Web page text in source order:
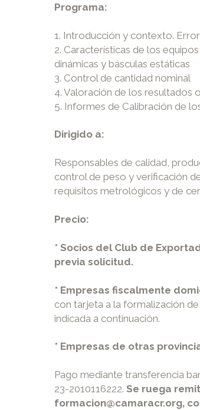
Programa:
1. Introducción y contexto.
2. Características de los
dinámicas y básculas estáticas
3. Control de cantidad nominal
4. Valoración de los resultados
5. Informes de Calibración de
Dirigido a:
Responsables de calidad,
control de peso y verificación
requisitos metrológicos y de
Precio:
* Socios del Club de
previa solicitud.
* Empresas fiscalmente
con tarjeta a la formalización
indicada a continuación.
* Empresas de otras
Pago mediante transferencia
23-2010116222. Se ruega
formacion@camaracr.org,